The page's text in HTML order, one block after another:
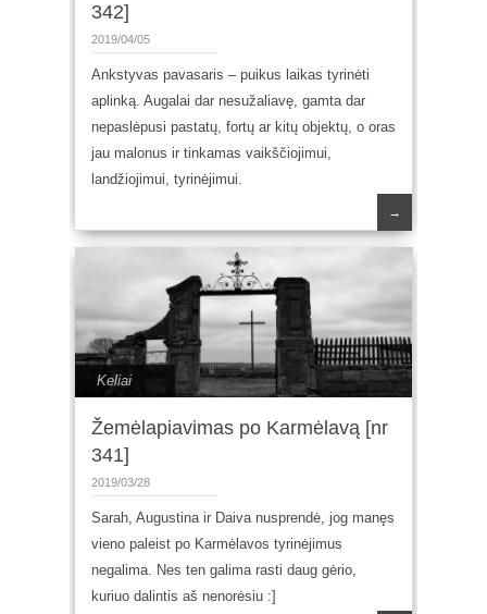
342]
2019/04/05
Ankstyvas pavasaris – puikus laikas tyrinėti
aplinką. Augalai dar nesužaliavę, gamta dar
nepaslėpusi pastatų, fortų ar kitų objektų, o oras
jau malonus ir tinkamas vaikščiojimui,
landžiojimui, tyrinėjimui.
→
Keliai
Žemėlapiavimas po Karmėlavą [nr
341]
2019/03/28
Sarah, Augustina ir Daiva nusprendė, jog manęs
vieno paleist po Karmėlavos tyrinėjimus
negalima. Nes ten galima rasti daug gėrio,
kuriuo dalintis aš nenorėsiu :]